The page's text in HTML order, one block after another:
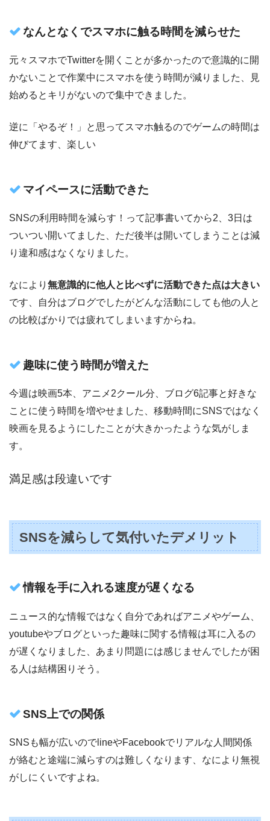
なんとなくでスマホに触る時間を減らせた
元々スマホでTwitterを開くことが多かったので意識的に開
かないことで作業中にスマホを使う時間が減りました、見
始めるとキリがないので集中できました。
逆に「やるぞ！」と思ってスマホ触るのでゲームの時間は
伸びてます、楽しい
マイペースに活動できた
SNSの利用時間を減らす！って記事書いてから2、3日は
ついつい開いてました、ただ後半は開いてしまうことは減
り違和感はなくなりました。
なにより 無意識的に他人と比べずに活動できた点は大きい
です、自分はブログでしたがどんな活動にしても他の人と
の比較ばかりでは疲れてしまいますからね。
趣味に使う時間が増えた
今週は映画5本、アニメ2クール分、ブログ6記事と好きな
ことに使う時間を増やせました、移動時間にSNSではなく
映画を見るようにしたことが大きかったような気がしま
す。
満足感は段違いです
SNSを減らして気付いたデメリット
情報を手に入れる速度が遅くなる
ニュース的な情報ではなく自分であればアニメやゲーム、
youtubeやブログといった趣味に関する情報は耳に入るの
が遅くなりました、あまり問題には感じませんでしたが困
る人は結構困りそう。
SNS上での関係
SNSも幅が広いのでlineやFacebookでリアルな人間関係
が絡むと途端に減らすのは難しくなります、なにより無視
がしにくいですよね。